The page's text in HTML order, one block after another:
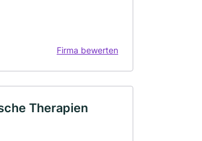
Firma bewerten
Therapien